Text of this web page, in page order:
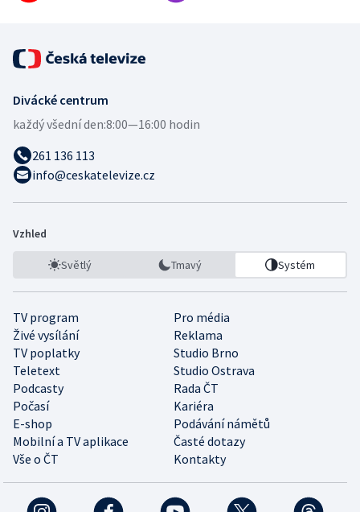
Divácké centrum
každý všední den:8:00—16:00 hodin
261 136 113
info@ceskatelevize.cz
Vzhled
Světlý Tmavý Systém
TV program
Pro média
Živé vysílání
Reklama
TV poplatky
Studio Brno
Teletext
Studio Ostrava
Podcasty
Rada ČT
Počasí
Kariéra
E-shop
Podávání námětů
Mobilní a TV aplikace
Časté dotazy
Vše o ČT
Kontakty